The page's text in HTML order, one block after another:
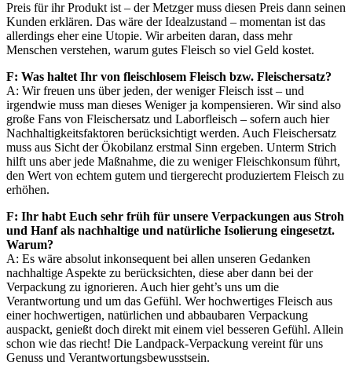
Preis für ihr Produkt ist – der Metzger muss diesen Preis dann seinen
Kunden erklären. Das wäre der Idealzustand – momentan ist das
allerdings eher eine Utopie. Wir arbeiten daran, dass mehr
Menschen verstehen, warum gutes Fleisch so viel Geld kostet.
F: Was haltet Ihr von fleischlosem Fleisch bzw. Fleischersatz?
A: Wir freuen uns über jeden, der weniger Fleisch isst – und
irgendwie muss man dieses Weniger ja kompensieren. Wir sind also
große Fans von Fleischersatz und Laborfleisch – sofern auch hier
Nachhaltigkeitsfaktoren berücksichtigt werden. Auch Fleischersatz
muss aus Sicht der Ökobilanz erstmal Sinn ergeben. Unterm Strich
hilft uns aber jede Maßnahme, die zu weniger Fleischkonsum führt,
den Wert von echtem gutem und tiergerecht produziertem Fleisch zu
erhöhen.
F: Ihr habt Euch sehr früh für unsere Verpackungen aus Stroh
und Hanf als nachhaltige und natürliche Isolierung eingesetzt.
Warum?
A: Es wäre absolut inkonsequent bei allen unseren Gedanken
nachhaltige Aspekte zu berücksichten, diese aber dann bei der
Verpackung zu ignorieren. Auch hier geht’s uns um die
Verantwortung und um das Gefühl. Wer hochwertiges Fleisch aus
einer hochwertigen, natürlichen und abbaubaren Verpackung
auspackt, genießt doch direkt mit einem viel besseren Gefühl. Allein
schon wie das riecht! Die Landpack-Verpackung vereint für uns
Genuss und Verantwortungsbewusstsein.